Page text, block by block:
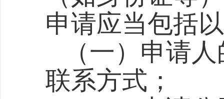
申请应当包括
（一）申请
联系方式；